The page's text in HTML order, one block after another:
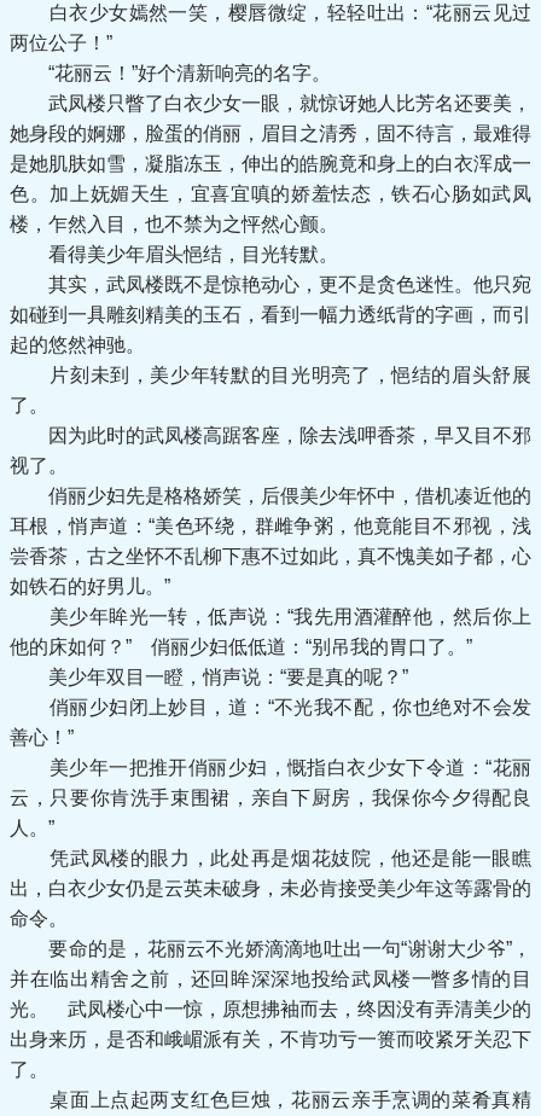
白衣少女嫣然一笑，樱唇微绽，轻轻吐出：“花丽云见过
两位公子！”
“花丽云！”好个清新响亮的名字。
武凤楼只瞥了白衣少女一眼，就惊讶她人比芳名还要美，
她身段的婀娜，脸蛋的俏丽，眉目之清秀，固不待言，最难得
是她肌肤如雪，凝脂冻玉，伸出的皓腕竟和身上的白衣浑成一
色。加上妩媚天生，宜喜宜嗔的娇羞怯态，铁石心肠如武凤
楼，乍然入目，也不禁为之怦然心颤。
看得美少年眉头悒结，目光转默。
其实，武凤楼既不是惊艳动心，更不是贪色迷性。他只宛
如碰到一具雕刻精美的玉石，看到一幅力透纸背的字画，而引
起的悠然神驰。
片刻未到，美少年转默的目光明亮了，悒结的眉头舒展
了。
因为此时的武凤楼高踞客座，除去浅呷香茶，早又目不邪
视了。
俏丽少妇先是格格娇笑，后偎美少年怀中，借机凑近他的
耳根，悄声道：“美色环绕，群雌争粥，他竟能目不邪视，浅
尝香茶，古之坐怀不乱柳下惠不过如此，真不愧美如子都，心
如铁石的好男儿。”
美少年眸光一转，低声说：“我先用酒灌醉他，然后你上
他的床如何？” 俏丽少妇低低道：“别吊我的胃口了。”
美少年双目一瞪，悄声说：“要是真的呢？”
俏丽少妇闭上妙目，道：“不光我不配，你也绝对不会发
善心！”
美少年一把推开俏丽少妇，慨指白衣少女下令道：“花丽
云，只要你肯洗手束围裙，亲自下厨房，我保你今夕得配良
人。”
凭武凤楼的眼力，此处再是烟花妓院，他还是能一眼瞧
出，白衣少女仍是云英未破身，未必肯接受美少年这等露骨的
命令。
要命的是，花丽云不光娇滴滴地吐出一句“谢谢大少爷”，
并在临出精舍之前，还回眸深深地投给武凤楼一瞥多情的目
光。 武凤楼心中一惊，原想拂袖而去，终因没有弄清美少的
出身来历，是否和峨嵋派有关，不肯功亏一篑而咬紧牙关忍下
了。
桌面上点起两支红色巨烛，花丽云亲手烹调的菜肴真精